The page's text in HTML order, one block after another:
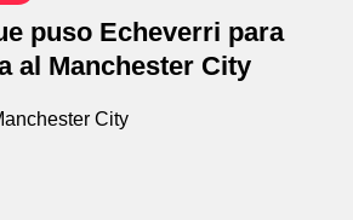
puso Echeverri para
al Manchester City